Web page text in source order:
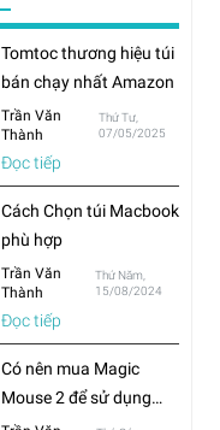
Tomtoc thương hiệu túi
bán chạy nhất Amazon
Trần Văn
Thành
Thứ Tư,
07/05/2025
Đọc tiếp
Cách Chọn túi Macbook
phù hợp
Trần Văn
Thành
Thứ Năm,
15/08/2024
Đọc tiếp
Có nên mua Magic
Mouse 2 để sử dụng
cho Macbook hay chỉ